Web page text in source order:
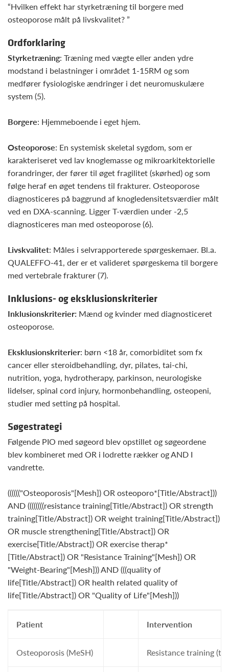
“Hvilken effekt har styrketræning til borgere med
osteoporose målt på livskvalitet? ”
Ordforklaring
Styrketræning: Træning med vægte eller anden ydre
modstand i belastninger i området 1-15RM og som
medfører fysiologiske ændringer i det neuromuskulære
system (5).
Borgere: Hjemmeboende i eget hjem.
Osteoporose: En systemisk skeletal sygdom, som er
karakteriseret ved lav knoglemasse og mikroarkitektorielle
forandringer, der fører til øget fragilitet (skørhed) og som
følge heraf en øget tendens til frakturer. Osteoporose
diagnosticeres på baggrund af knogledensitetsværdier målt
ved en DXA-scanning. Ligger T-værdien under -2,5
diagnosticeres man med osteoporose (6).
Livskvalitet: Måles i selvrapporterede spørgeskemaer. Bl.a.
QUALEFFO-41, der er et valideret spørgeskema til borgere
med vertebrale frakturer (7).
Inklusions- og eksklusionskriterier
Inklusionskriterier: Mænd og kvinder med diagnosticeret
osteoporose.
Eksklusionskriterier: børn <18 år, comorbiditet som fx
cancer eller steroidbehandling, dyr, pilates, tai-chi,
nutrition, yoga, hydrotherapy, parkinson, neurologiske
lidelser, spinal cord injury, hormonbehandling, osteopeni,
studier med setting på hospital.
Søgestrategi
Følgende PIO med søgeord blev opstillet og søgeordene
blev kombineret med OR i lodrette rækker og AND I
vandrette.
(((((("Osteoporosis"[Mesh]) OR osteoporo*[Title/Abstract]))
AND ((((((((resistance training[Title/Abstract]) OR strength
training[Title/Abstract]) OR weight training[Title/Abstract])
OR muscle strengthening[Title/Abstract]) OR
exercise[Title/Abstract]) OR exercise therap*
[Title/Abstract]) OR "Resistance Training"[Mesh]) OR
"Weight-Bearing"[Mesh])) AND (((quality of
life[Title/Abstract]) OR health related quality of
life[Title/Abstract]) OR "Quality of Life"[Mesh]))
Patient Intervention
Osteoporosis (MeSH) Resistance training (ti/